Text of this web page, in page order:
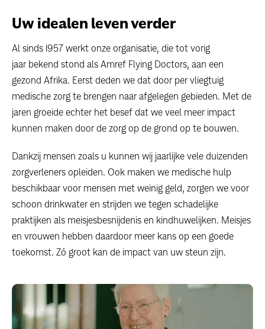
Uw idealen leven verder
Al sinds 1957 werkt onze organisatie, die tot vorig
jaar bekend stond als Amref Flying Doctors, aan een
gezond Afrika. Eerst deden we dat door per vliegtuig
medische zorg te brengen naar afgelegen gebieden. Met de
jaren groeide echter het besef dat we veel meer impact
kunnen maken door de zorg op de grond op te bouwen.
Dankzij mensen zoals u kunnen wij jaarlijke vele duizenden
zorgverleners opleiden. Ook maken we medische hulp
beschikbaar voor mensen met weinig geld, zorgen we voor
schoon drinkwater en strijden we tegen schadelijke
praktijken als meisjesbesnijdenis en kindhuwelijken. Meisjes
en vrouwen hebben daardoor meer kans op een goede
toekomst. Zó groot kan de impact van uw steun zijn.